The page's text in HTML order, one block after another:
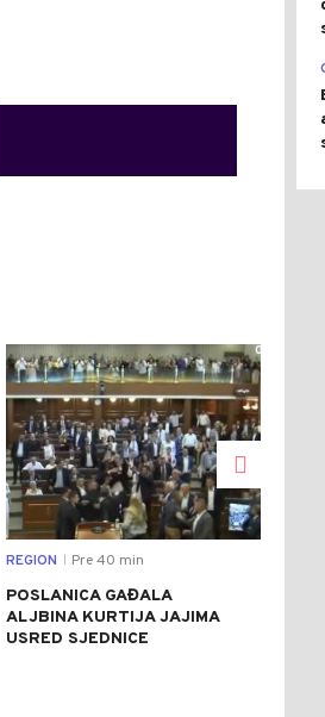
0
REGION Pre 40 min
POSLANICA GAĐALA
ALJBINA KURTIJA JAJIMA
USRED SJEDNICE